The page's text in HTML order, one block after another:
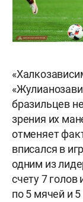
бразильцев
зрения их
отменяет
вписался в
одним из
счету 7
по 5 мячей и